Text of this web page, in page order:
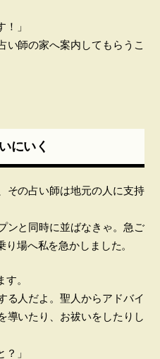
！」
い師の家へ案内してもらうこ
にいく
その占い師は地元の人に支持
ンと同時に並ばなきゃ。急ご
場へ私を急かしました。
。
る人だよ。聖人からアドバイ
導いたり、お祓いをしたりし
？」